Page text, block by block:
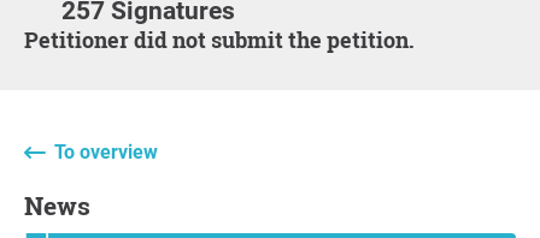
257 Signatures
Petitioner did not submit the petition.
To overview
News